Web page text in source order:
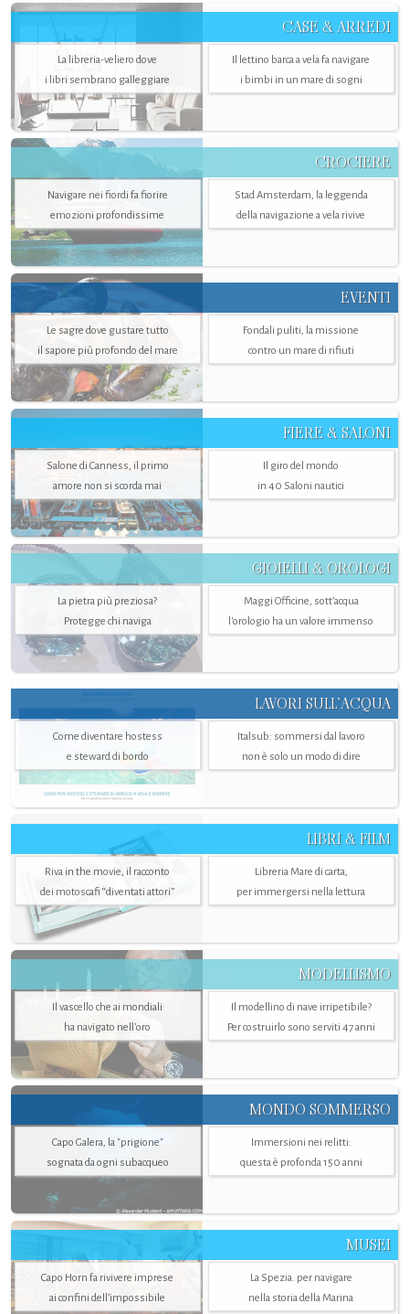
CASE & ARREDI
La libreria-veliero dove
i libri sembrano galleggiare
Il lettino barca a vela fa navigare
i bimbi in un mare di sogni
CROCIERE
Navigare nei fiordi fa fiorire
emozioni profondissime
Stad Amsterdam, la leggenda
della navigazione a vela rivive
EVENTI
Le sagre dove gustare tutto
il sapore più profondo del mare
Fondali puliti, la missione
contro un mare di rifiuti
FIERE & SALONI
Salone di Canness, il primo
amore non si scorda mai
Il giro del mondo
in 40 Saloni nautici
GIOIELLI & OROLOGI
La pietra più preziosa?
Protegge chi naviga
Maggi Officine, sott’acqua
l'orologio ha un valore immenso
LAVORI SULL’ACQUA
Come diventare hostess
e steward di bordo
Italsub: sommersi dal lavoro
non è solo un modo di dire
LIBRI & FILM
Riva in the movie, il racconto
dei motoscafi “diventati attori”
Libreria Mare di carta,
per immergersi nella lettura
MODELLISMO
Il vascello che ai mondiali
ha navigato nell’oro
Il modellino di nave irripetibile?
Per costruirlo sono serviti 47 anni
MONDO SOMMERSO
Capo Galera, la "prigione"
sognata da ogni subacqueo
Immersioni nei relitti:
questa è profonda 150 anni
MUSEI
Capo Horn fa rivivere imprese
ai confini dell’impossibile
La Spezia. per navigare
nella storia della Marina